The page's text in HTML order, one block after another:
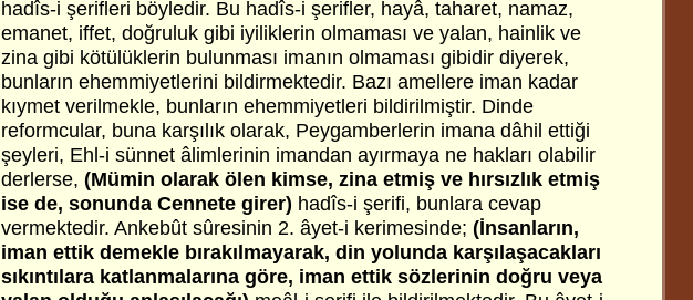
hadîs-i şerifleri böyledir. Bu hadîs-i şerifler, hayâ, taharet, namaz,
emanet, iffet, doğruluk gibi iyiliklerin olmaması ve yalan, hainlik ve
zina gibi kötülüklerin bulunması imanın olmaması gibidir diyerek,
bunların ehemmiyetlerini bildirmektedir. Bazı amellere iman kadar
kıymet verilmekle, bunların ehemmiyetleri bildirilmiştir. Dinde
reformcular, buna karşılık olarak, Peygamberlerin imana dâhil ettiği
şeyleri, Ehl-i sünnet âlimlerinin imandan ayırmaya ne hakları olabilir
derlerse, (Mümin olarak ölen kimse, zina etmiş ve hırsızlık etmiş
ise de, sonunda Cennete girer) hadîs-i şerifi, bunlara cevap
vermektedir. Ankebût sûresinin 2. âyet-i kerimesinde; (İnsanların,
iman ettik demekle bırakılmayarak, din yolunda karşılaşacakları
sıkıntılara katlanmalarına göre, iman ettik sözlerinin doğru veya